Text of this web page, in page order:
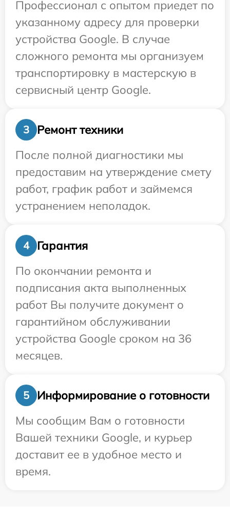
Профессионал с опытом приедет по
указанному адресу для проверки
устройства Google. В случае
сложного ремонта мы организуем
транспортировку в мастерскую в
сервисный центр Google.
3
Ремонт техники
После полной диагностики мы
предоставим на утверждение смету
работ, график работ и займемся
устранением неполадок.
4
Гарантия
По окончании ремонта и
подписания акта выполненных
работ Вы получите документ о
гарантийном обслуживании
устройства Google сроком на 36
месяцев.
5
Информирование о готовности
Мы сообщим Вам о готовности
Вашей техники Google, и курьер
доставит ее в удобное место и
время.